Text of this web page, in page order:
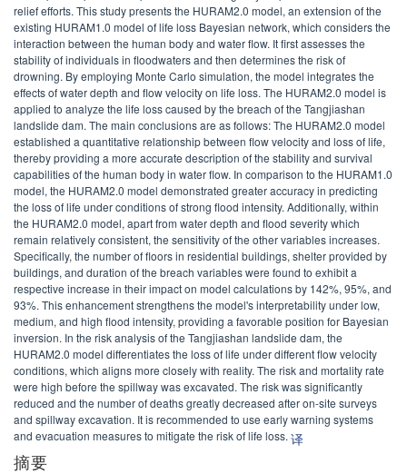
relief efforts. This study presents the HURAM2.0 model, an extension of the
existing HURAM1.0 model of life loss Bayesian network, which considers the
interaction between the human body and water flow. It first assesses the
stability of individuals in floodwaters and then determines the risk of
drowning. By employing Monte Carlo simulation, the model integrates the
effects of water depth and flow velocity on life loss. The HURAM2.0 model is
applied to analyze the life loss caused by the breach of the Tangjiashan
landslide dam. The main conclusions are as follows: The HURAM2.0 model
established a quantitative relationship between flow velocity and loss of life,
thereby providing a more accurate description of the stability and survival
capabilities of the human body in water flow. In comparison to the HURAM1.0
model, the HURAM2.0 model demonstrated greater accuracy in predicting
the loss of life under conditions of strong flood intensity. Additionally, within
the HURAM2.0 model, apart from water depth and flood severity which
remain relatively consistent, the sensitivity of the other variables increases.
Specifically, the number of floors in residential buildings, shelter provided by
buildings, and duration of the breach variables were found to exhibit a
respective increase in their impact on model calculations by 142%, 95%, and
93%. This enhancement strengthens the model's interpretability under low,
medium, and high flood intensity, providing a favorable position for Bayesian
inversion. In the risk analysis of the Tangjiashan landslide dam, the
HURAM2.0 model differentiates the loss of life under different flow velocity
conditions, which aligns more closely with reality. The risk and mortality rate
were high before the spillway was excavated. The risk was significantly
reduced and the number of deaths greatly decreased after on-site surveys
and spillway excavation. It is recommended to use early warning systems
and evacuation measures to mitigate the risk of life loss. 译
摘要